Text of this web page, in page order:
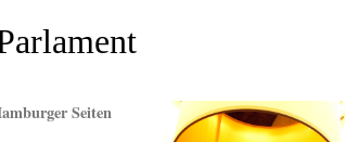
Seiten